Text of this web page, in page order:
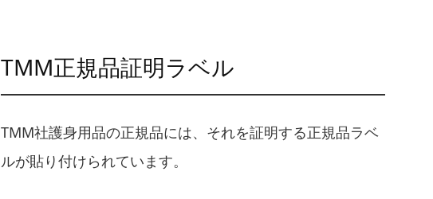
TMM正規品証明ラベル
TMM社護身用品の正規品には、それを証明する正規品ラベ
ルが貼り付けられています。